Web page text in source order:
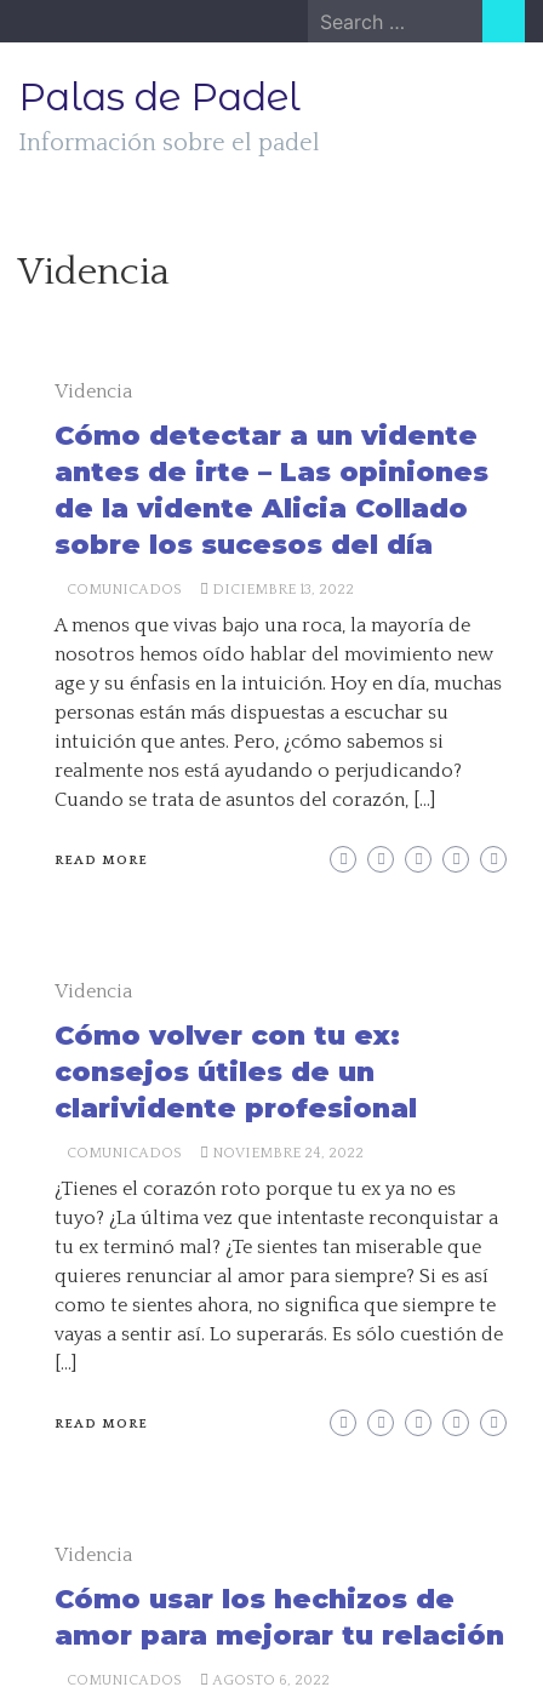
to
Search
for:
Palas de Padel
Información sobre el padel
Videncia
Videncia
Cómo detectar a un vidente
antes de irte – Las opiniones
de la vidente Alicia Collado
sobre los sucesos del día
COMUNICADOS DICIEMBRE 13, 2022
A menos que vivas bajo una roca, la mayoría de
nosotros hemos oído hablar del movimiento new
age y su énfasis en la intuición. Hoy en día, muchas
personas están más dispuestas a escuchar su
intuición que antes. Pero, ¿cómo sabemos si
realmente nos está ayudando o perjudicando?
Cuando se trata de asuntos del corazón, […]
READ MORE
Videncia
Cómo volver con tu ex:
consejos útiles de un
clarividente profesional
COMUNICADOS NOVIEMBRE 24, 2022
¿Tienes el corazón roto porque tu ex ya no es
tuyo? ¿La última vez que intentaste reconquistar a
tu ex terminó mal? ¿Te sientes tan miserable que
quieres renunciar al amor para siempre? Si es así
como te sientes ahora, no significa que siempre te
vayas a sentir así. Lo superarás. Es sólo cuestión de
[…]
READ MORE
Videncia
Cómo usar los hechizos de
amor para mejorar tu relación
COMUNICADOS AGOSTO 6, 2022